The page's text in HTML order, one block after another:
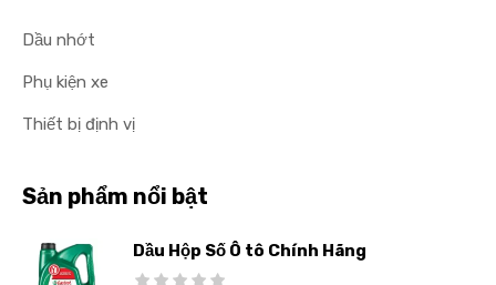
Dầu nhớt
Phụ kiện xe
Thiết bị định vị
Sản phẩm nổi bật
Dầu Hộp Số Ô tô Chính Hãng